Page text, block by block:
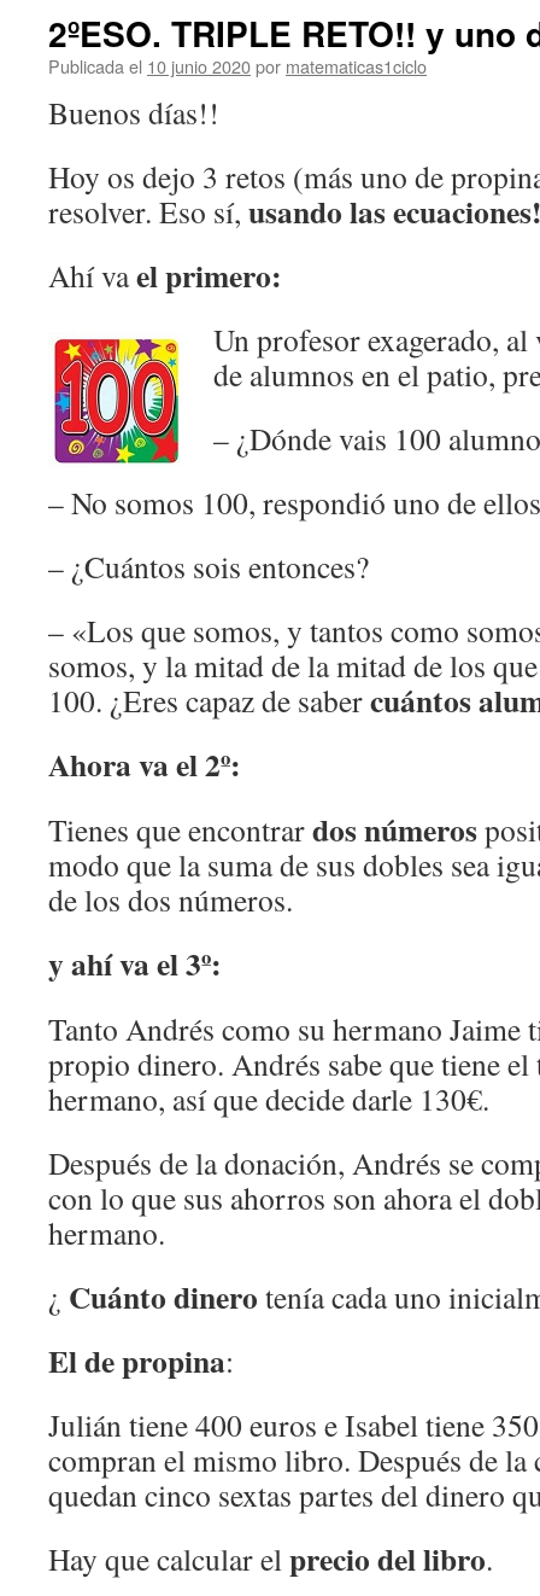
2ºESO. TRIPLE RETO!! y uno
Publicada el 10 junio 2020por matematicas1ciclo
Buenos días!!
Hoy os dejo 3 retos (más uno de
resolver. Eso sí, usando las
Ahí vael primero:
Un profesor exagerado,
de alumnos en el patio,
– ¿Dónde vais 100
– No somos 100, respondió uno de
– ¿Cuántos sois entonces?
– «Los que somos, y tantos como
somos, y la mitad de la mitad de los
100. ¿Eres capaz de sabercuántos
Ahora va el 2º:
Tienes que encontrardos números
modo que la suma de sus dobles sea
de los dos números.
y ahí va el 3º:
Tanto Andrés como su hermano Jaime
propio dinero. Andrés sabe que tiene
hermano, así que decide darle 130€.
Después de la donación, Andrés se
con lo que sus ahorros son ahora el
hermano.
¿ Cuánto dinero tenía cada uno
El de propina:
Julián tiene 400 euros e Isabel tiene
compran el mismo libro. Después de la
quedan cinco sextas partes del dinero
Hay que calcular elprecio del libro.